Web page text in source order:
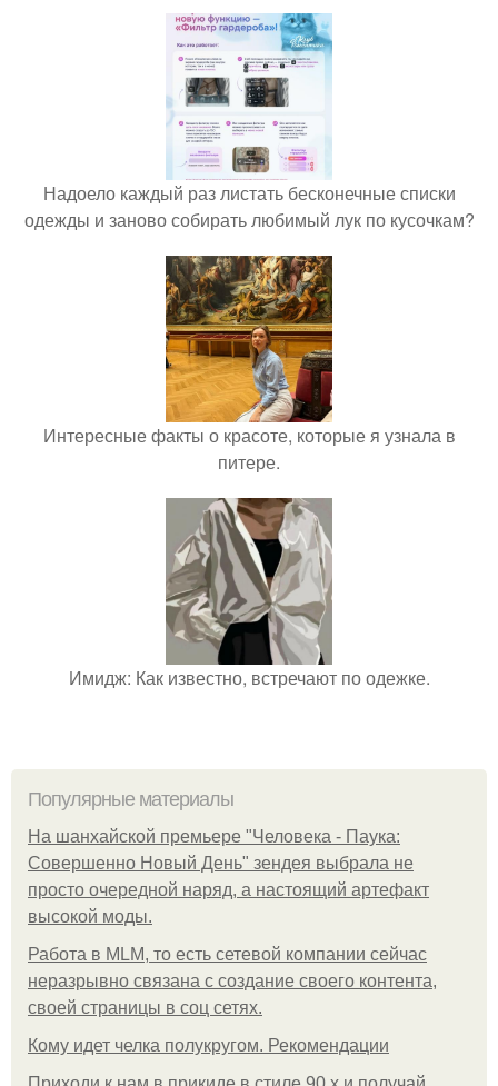
Надоело каждый раз листать бесконечные списки
одежды и заново собирать любимый лук по кусочкам?
Интересные факты о красоте, которые я узнала в
питере.
Имидж: Как известно, встречают по одежке.
Популярные материалы
На шанхайской премьере "Человека - Паука:
Совершенно Новый День" зендея выбрала не
просто очередной наряд, а настоящий артефакт
высокой моды.
Работа в MLM, то есть сетевой компании сейчас
неразрывно связана с создание своего контента,
своей страницы в соц сетях.
Кому идет челка полукругом. Рекомендации